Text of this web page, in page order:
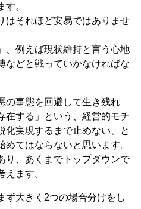
す。
はそれほど安易ではありませ
、例えば現状維持と言う心地
などと戦っていかなければな
の事態を回避して生き残れ
在する」という、経営的モチ
化実現するまで止めない、と
てはならないと思います。
り、あくまでトップダウンで
ます。
ず大きく2つの場合分けをし